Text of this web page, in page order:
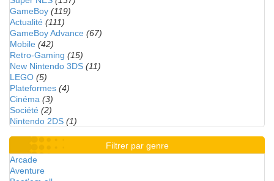
GameBoy (119)
Actualité (111)
GameBoy Advance (67)
Mobile (42)
Retro-Gaming (15)
New Nintendo 3DS (11)
LEGO (5)
Plateformes (4)
Cinéma (3)
Société (2)
Nintendo 2DS (1)
Filtrer par genre
Arcade
Aventure